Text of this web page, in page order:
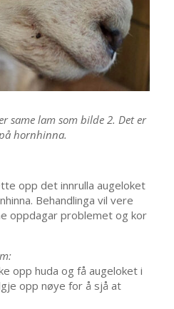
same lam som bilde 2. Det er
hornhinna.
opp det innrulla augeloket
Behandlinga vil vere
oppdagar problemet og kor
opp huda og få augeloket i
opp nøye for å sjå at